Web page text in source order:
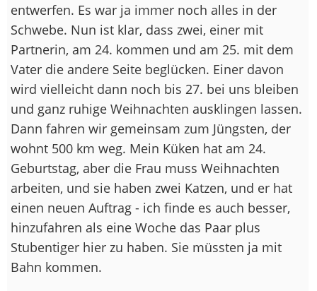
entwerfen. Es war ja immer noch alles in der
Schwebe. Nun ist klar, dass zwei, einer mit
Partnerin, am 24. kommen und am 25. mit dem
Vater die andere Seite beglücken. Einer davon
wird vielleicht dann noch bis 27. bei uns bleiben
und ganz ruhige Weihnachten ausklingen lassen.
Dann fahren wir gemeinsam zum Jüngsten, der
wohnt 500 km weg. Mein Küken hat am 24.
Geburtstag, aber die Frau muss Weihnachten
arbeiten, und sie haben zwei Katzen, und er hat
einen neuen Auftrag - ich finde es auch besser,
hinzufahren als eine Woche das Paar plus
Stubentiger hier zu haben. Sie müssten ja mit
Bahn kommen.